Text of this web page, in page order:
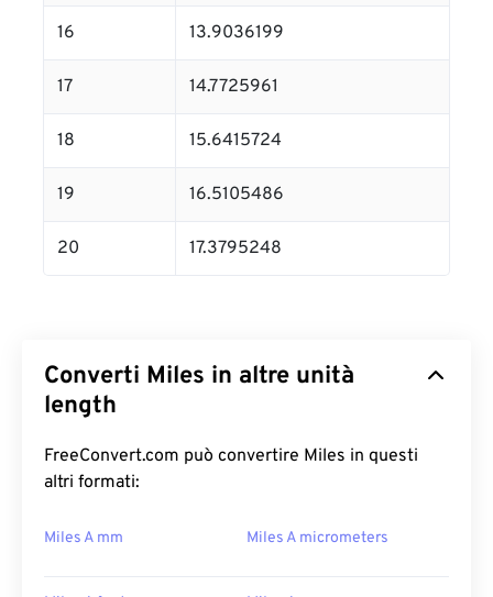
16 13.9036199
17 14.7725961
18 15.6415724
19 16.5105486
20 17.3795248
Converti Miles in altre unità
length
FreeConvert.com può convertire Miles in questi
altri formati:
Miles A mm Miles A micrometers